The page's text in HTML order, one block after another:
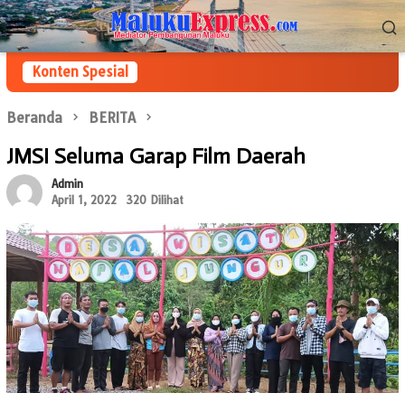
Loncat
ke
konten
Menu
Mobile
Konten Spesial
Beranda BERITA
JMSI Seluma Garap Film Daerah
Admin
April 1, 2022
320 Dilihat